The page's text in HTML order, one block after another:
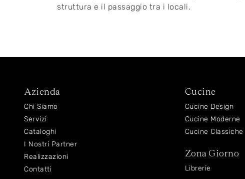
struttura e il passaggio tra i locali.
Azienda
Chi Siamo
Servizi
Cataloghi
I Nostri Partner
Realizzazioni
Contatti
Cucine
Cucine Design
Cucine Moderne
Cucine Classiche
Zona Giorno
Librerie